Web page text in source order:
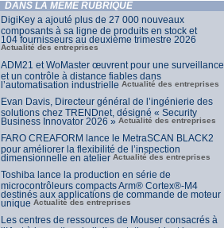
DANS LA MÊME RUBRIQUE
DigiKey a ajouté plus de 27 000 nouveaux
composants à sa ligne de produits en stock et
104 fournisseurs au deuxième trimestre 2026
Actualité des entreprises
ADM21 et WoMaster œuvrent pour une surveillance
et un contrôle à distance fiables dans
l’automatisation industrielle Actualité des entreprises
Evan Davis, Directeur général de l’ingénierie des
solutions chez TRENDnet, désigné « Security
Business Innovator 2026 » Actualité des entreprises
FARO CREAFORM lance le MetraSCAN BLACK2
pour améliorer la flexibilité de l’inspection
dimensionnelle en atelier Actualité des entreprises
Toshiba lance la production en série de
microcontrôleurs compacts Arm® Cortex®-M4
destinés aux applications de commande de moteur
unique Actualité des entreprises
Les centres de ressources de Mouser consacrés à